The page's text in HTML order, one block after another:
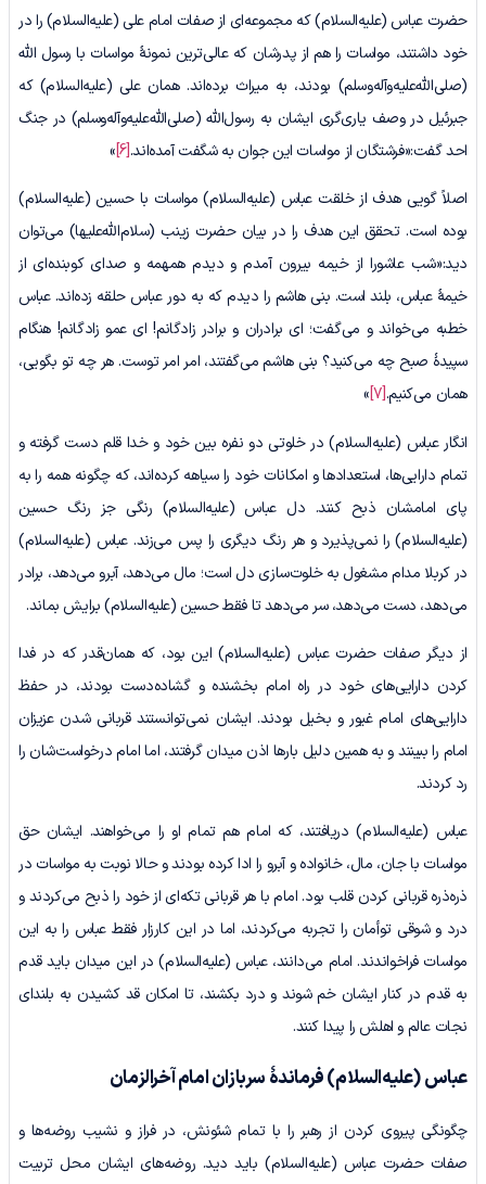
حضرت عباس (علیه‌السلام) که مجموعه‌ای از صفات امام علی (علیه‌السلام) را در
خود داشتند، مواسات را هم از پدرشان که عالی‌ترین نمونۀ مواسات با رسول الله
(صلی‌الله‌علیه‌وآله‌وسلم) بودند، به میراث برده‌اند. همان علی (علیه‌السلام) که
جبرئیل در وصف یاری‌گری ایشان به رسول‌الله (صلی‌الله‌علیه‌وآله‌وسلم) در جنگ
احد گفت:«فرشتگان از مواسات این جوان به شگفت آمده‌اند.[6]
»
اصلاً گویی هدف از خلقت عباس (علیه‌السلام) مواسات با حسین (علیه‌السلام)
بوده است. تحقق این هدف را در بیان حضرت زینب (سلام‌الله‌علیها) می‌توان
دید:«شب عاشورا از خیمه‌ بیرون آمدم و دیدم همهمه و صدای کوبنده‌ای از
خیمۀ عباس، بلند است. بنی هاشم را دیدم که به دور عباس حلقه زده‌اند. عباس
خطبه‌ می‌خواند و می‌گفت؛ ای برادران و برادر زادگانم! ای عمو زادگانم! هنگام
سپیدۀ صبح چه می‌کنید؟ بنی هاشم می‌گفتند، امر امر توست. هر چه تو بگویی،
همان می‌کنیم.[7]
»
انگار عباس (علیه‌السلام) در خلوتی دو نفره بین خود و خدا قلم دست گرفته و
تمام دارایی‌ها، استعدادها و امکانات خود را سیاهه کرده‌اند، که چگونه همه را به
پای امامشان ذبح کنند. دل عباس (علیه‌السلام) رنگی جز رنگ حسین
(علیه‌السلام) را نمی‌پذیرد و هر رنگ دیگری را پس می‌زند. عباس (علیه‌السلام)
در کربلا مدام مشغول به خلوت‌سازی دل است؛ مال می‌دهد، آبرو می‌دهد، برادر
می‌دهد، دست می‌دهد، سر می‌دهد تا فقط حسین (علیه‌السلام) برایش بماند.
از دیگر صفات حضرت عباس (علیه‌السلام) این بود، که همان‌قدر که در فدا
کردن دارایی‌های خود در راه امام بخشنده و گشاده‌دست بودند، در حفظ
دارایی‌های امام غیور و بخیل بودند. ایشان نمی‌توانستند قربانی شدن عزیزان
امام را ببینند و به همین دلیل بارها اذن میدان گرفتند، اما امام درخواست‌شان را
رد کردند.
عباس (علیه‌السلام) دریافتند، که امام هم تمام او را می‌خواهند. ایشان حق
مواسات با جان، مال، خانواده و آبرو را ادا کرده بودند و حالا نوبت به مواسات در
ذره‌ذره قربانی کردن قلب بود. امام با هر قربانی تکه‌ای از خود را ذبح می‌کردند و
درد و شوقی توأمان را تجربه می‌کردند، اما در این کارزار فقط عباس را به این
مواسات فرا‌خواندند. امام می‌دانند، عباس (علیه‌السلام) در این میدان باید قدم
به قدم در کنار ایشان خم شوند و درد بکشند، تا امکان قد کشیدن به بلندای
نجات عالم و اهلش را پیدا کنند.
عباس(علیه‌السلام)فرماندۀ سربازان امام آخرالزمان
چگونگی پیروی کردن از رهبر را با تمام شئونش، در فراز و نشیب روضه‌ها و
صفات حضرت عباس (علیه‌السلام) باید دید. روضه‌های ایشان محل تربیت